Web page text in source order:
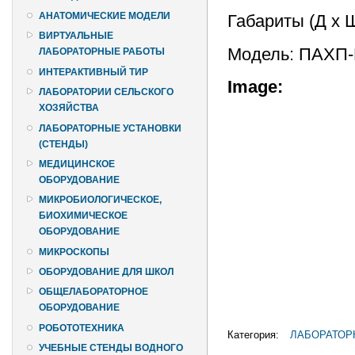
АНАТОМИЧЕСКИЕ МОДЕЛИ
ВИРТУАЛЬНЫЕ
ЛАБОРАТОРНЫЕ РАБОТЫ
ИНТЕРАКТИВНЫЙ ТИР
ЛАБОРАТОРИИ СЕЛЬСКОГО
ХОЗЯЙСТВА
ЛАБОРАТОРНЫЕ УСТАНОВКИ
(СТЕНДЫ)
МЕДИЦИНСКОЕ
ОБОРУДОВАНИЕ
МИКРОБИОЛОГИЧЕСКОЕ,
БИОХИМИЧЕСКОЕ
ОБОРУДОВАНИЕ
МИКРОСКОПЫ
ОБОРУДОВАНИЕ ДЛЯ ШКОЛ
ОБЩЕЛАБОРАТОРНОЕ
ОБОРУДОВАНИЕ
РОБОТОТЕХНИКА
УЧЕБНЫЕ СТЕНДЫ ВОДНОГО
Габариты (Д х
Модель:
Image:
Категория: